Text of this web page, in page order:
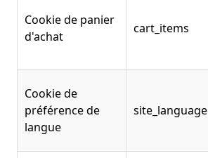
Cookie de panier
d'achat
cart_items
Cookie de
préférence de
langue
site_language